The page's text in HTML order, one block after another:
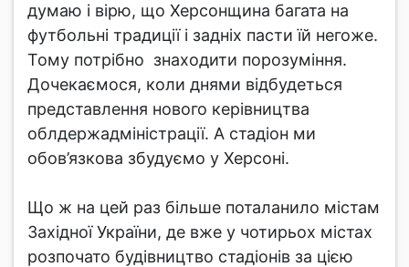
думаю і вірю, що Херсонщина багата на
футбольні традиції і задніх пасти їй негоже.
Тому потрібно знаходити порозуміння.
Дочекаємося, коли днями відбудеться
представлення нового керівництва
облдержадміністрації. А стадіон ми
обов’язкова збудуємо у Херсоні.
Що ж на цей раз більше поталанило містам
Західної України, де вже у чотирьох містах
розпочато будівництво стадіонів за цією